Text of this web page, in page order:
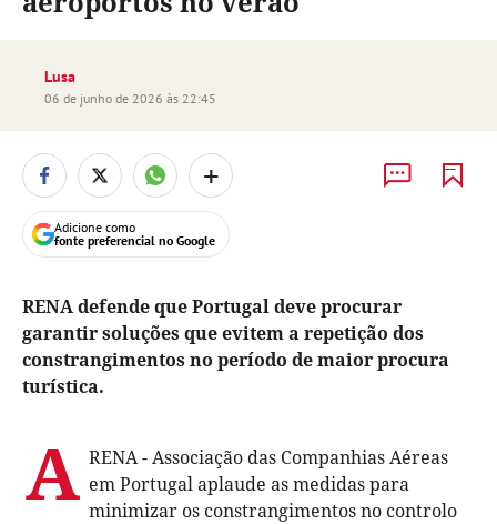
Lusa
06 de junho de 2026 às 22:45
+
Adicione como
fonte preferencial no Google
RENA defende que Portugal deve procurar
garantir soluções que evitem a repetição dos
constrangimentos no período de maior procura
turística.
A RENA - Associação das Companhias Aéreas
em Portugal aplaude as medidas para
minimizar os constrangimentos no controlo